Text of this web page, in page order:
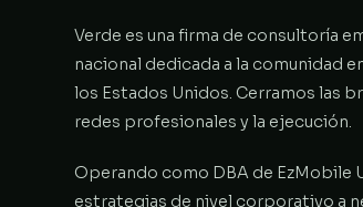
Verde es una firma de consultoría
nacional dedicada a la comunidad
los Estados Unidos. Cerramos las
redes profesionales y la ejecución.
Operando como DBA de EzMobile
estrategias de nivel corporativo a